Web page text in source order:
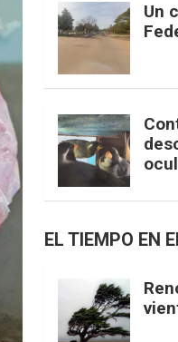
Un
EL TIEMPO EN